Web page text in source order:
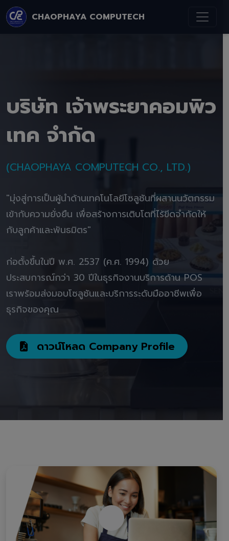
CHAOPHAYA COMPUTECH
บริษัท เจ้าพระยาคอมพิว
เทค จำกัด
(CHAOPHAYA COMPUTECH CO., LTD.)
"มุ่งสู่การเป็นผู้นำด้านเทคโนโลยีโซลูชันที่ผสานนวัตกรรม
เข้ากับความยั่งยืน เพื่อสร้างการเติบโตที่ไร้ขีดจำกัดให้
กับลูกค้าและพันธมิตร"
ก่อตั้งขึ้นในปี พ.ศ. 2537 (ค.ศ. 1994) ด้วย
ประสบการณ์กว่า 30 ปีในธุรกิจงานบริการด้าน POS
เราพร้อมส่งมอบโซลูชันและบริการระดับมืออาชีพเพื่อ
ธุรกิจของคุณ
ดาวน์โหลด Company Profile